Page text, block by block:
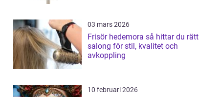
03 mars 2026
Frisör hedemora så hittar du rätt
salong för stil, kvalitet och
avkoppling
10 februari 2026